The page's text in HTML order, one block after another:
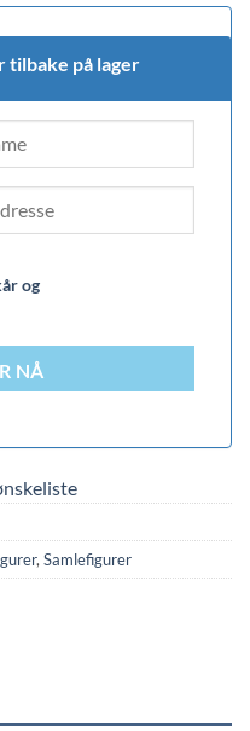
tilbake på lager
og
NÅ
, Samlefigurer